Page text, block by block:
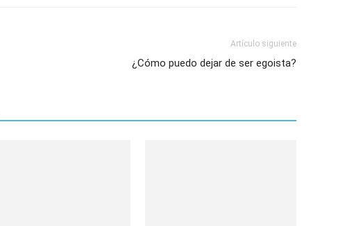
Artículo siguiente
¿Cómo puedo dejar de ser egoista?